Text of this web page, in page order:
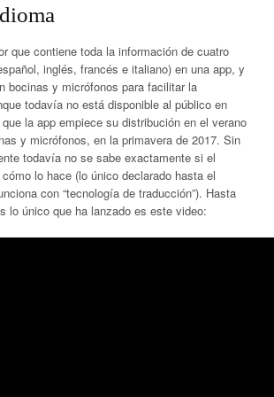
que contiene toda la información de cuatro
inglés, francés e italiano) en una app, y
bocinas y micrófonos para facilitar la
todavía no está disponible al público en
la app empiece su distribución en el verano
y micrófonos, en la primavera de 2017. Sin
todavía no se sabe exactamente si el
lo hace (lo único declarado hasta el
con “tecnología de traducción”). Hasta
lo único que ha lanzado es este video: